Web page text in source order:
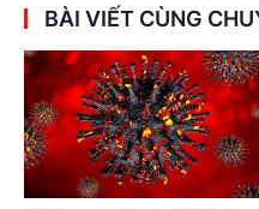
BÀI VIẾT CÙNG